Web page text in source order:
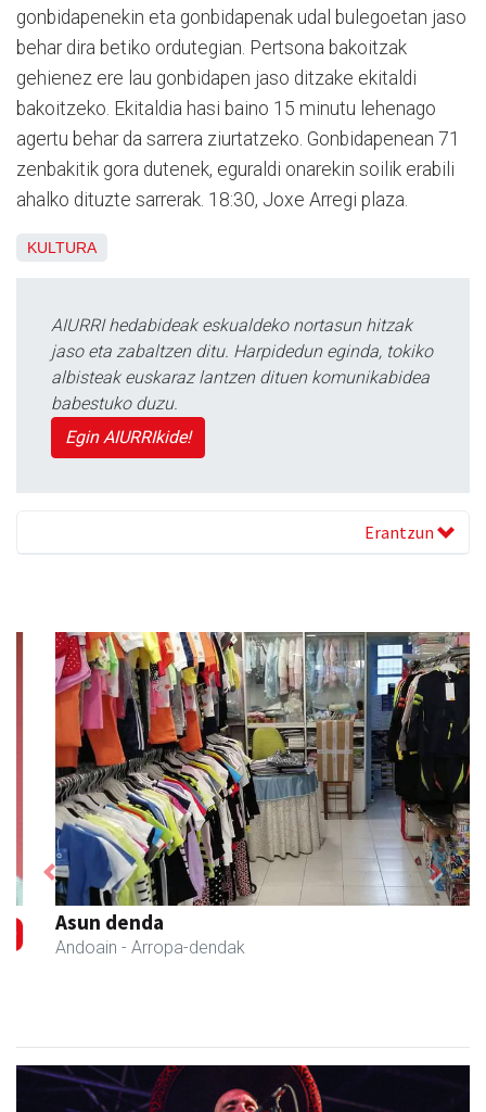
gonbidapenekin eta gonbidapenak udal bulegoetan jaso
behar dira betiko ordutegian. Pertsona bakoitzak
gehienez ere lau gonbidapen jaso ditzake ekitaldi
bakoitzeko. Ekitaldia hasi baino 15 minutu lehenago
agertu behar da sarrera ziurtatzeko. Gonbidapenean 71
zenbakitik gora dutenek, eguraldi onarekin soilik erabili
ahalko dituzte sarrerak. 18:30, Joxe Arregi plaza.
KULTURA
AIURRI hedabideak eskualdeko nortasun hitzak
jaso eta zabaltzen ditu. Harpidedun eginda, tokiko
albisteak euskaraz lantzen dituen komunikabidea
babestuko duzu.
Egin AIURRIkide!
Erantzun
Asun denda
Andoain - Arropa-dendak
Previous Next